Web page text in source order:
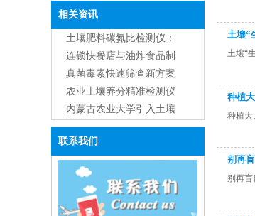
相关资讯
土壤肥料碳氮比检测仪：
功能、原理与应用全解析
连锁快餐店与油炸食品制
造商用食用油品质检测仪
的主流应用与优势
真菌毒素快速筛查新方案
农业土壤养分精准检测仪
器综合应用解决方案
内蒙古农业大学引入土壤
肥料养分检测仪GT3，助
力精准农业研究
联系我们
土壤“
土壤“
种植
种植大
别再
别再